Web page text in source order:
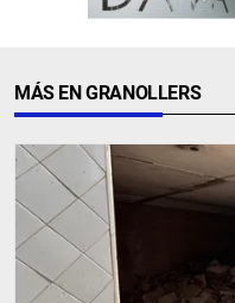
MÁS EN GRANOLLERS